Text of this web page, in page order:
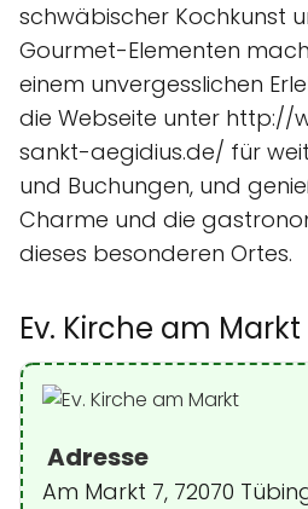
schwäbischer Kochkunst
Gourmet-Elementen
einem unvergesslichen
die Webseite unter http://
sankt-aegidius.de/ für
und Buchungen, und
Charme und die
dieses besonderen Ortes.
Ev. Kirche am Markt
Adresse
Am Markt 7, 72070